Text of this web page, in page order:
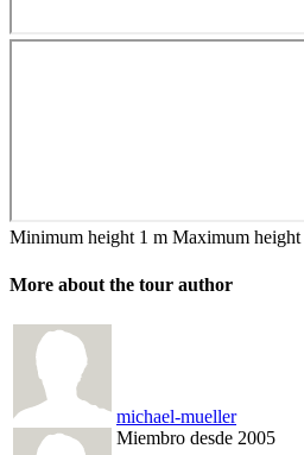
Minimum height 1 m Maximum height
More about the tour author
michael-mueller
Miembro desde 2005